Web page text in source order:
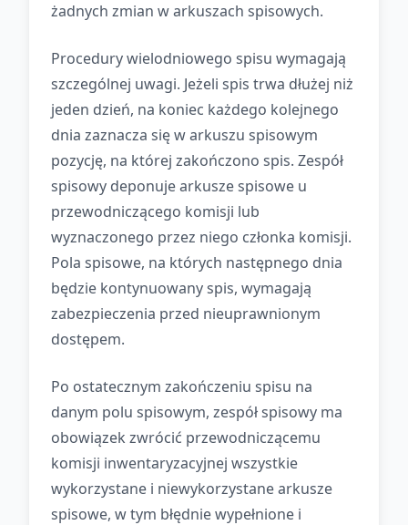
żadnych zmian w arkuszach spisowych.
Procedury wielodniowego spisu wymagają
szczególnej uwagi. Jeżeli spis trwa dłużej niż
jeden dzień, na koniec każdego kolejnego
dnia zaznacza się w arkuszu spisowym
pozycję, na której zakończono spis. Zespół
spisowy deponuje arkusze spisowe u
przewodniczącego komisji lub
wyznaczonego przez niego członka komisji.
Pola spisowe, na których następnego dnia
będzie kontynuowany spis, wymagają
zabezpieczenia przed nieuprawnionym
dostępem.
Po ostatecznym zakończeniu spisu na
danym polu spisowym, zespół spisowy ma
obowiązek zwrócić przewodniczącemu
komisji inwentaryzacyjnej wszystkie
wykorzystane i niewykorzystane arkusze
spisowe, w tym błędnie wypełnione i